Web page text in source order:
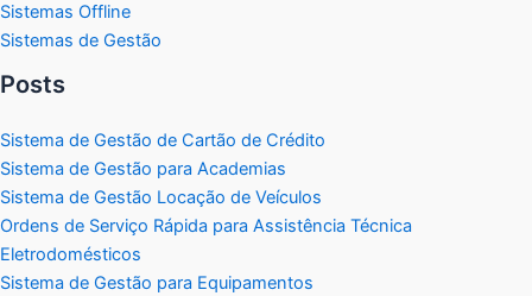
Sistemas Offline
Sistemas de Gestão
Posts
Sistema de Gestão de Cartão de Crédito
Sistema de Gestão para Academias
Sistema de Gestão Locação de Veículos
Ordens de Serviço Rápida para Assistência Técnica
Eletrodomésticos
Sistema de Gestão para Equipamentos